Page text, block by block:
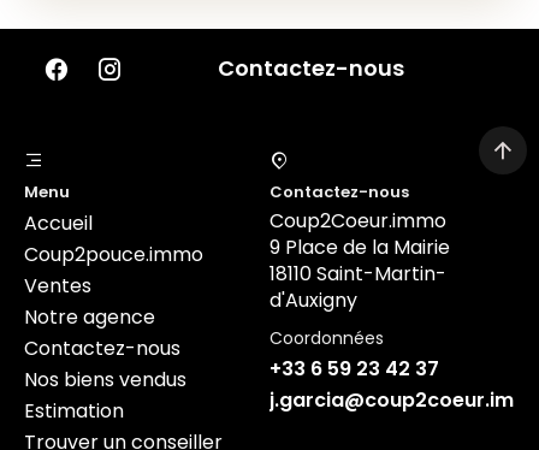
Contactez-nous
Menu
Accueil
Coup2pouce.immo
Ventes
Notre agence
Contactez-nous
Nos biens vendus
Estimation
Trouver un conseiller
Contactez-nous
Coup2Coeur.immo
9 Place de la Mairie
18110 Saint-Martin-
d'Auxigny
Coordonnées
+33 6 59 23 42 37